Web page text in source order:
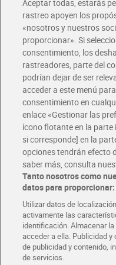
Glovo y Uber Eats
Solicita tu factura de Glovo
Únete al CLUB Dia
Disfruta las ventajas y
Descárgate la APP Dia
Folletos y Tiendas
Descubre las mejores
Tarjeta MaX Dia
Te devuelve hasta 8€/mes
¡Solicita tu tarjeta de crédito
COLABORA CON DIA
Aceptar todas, estarás
rastreo apoyen los
«nosotros y nuestros
proporcionar». Si
consentimiento, los
rastreadores, parte del
podrían dejar de ser
acceder a este menú
consentimiento en
enlace «Gestionar las
ícono flotante en la parte
si corresponde] en la
opciones tendrán efecto
saber más, consulta
Tanto nosotros como
datos para proporcionar:
Utilizar datos de
activamente las
identificación. Almacenar
acceder a ella. Publicidad
de publicidad y contenido,
de servicios.